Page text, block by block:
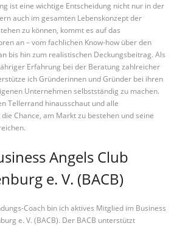
ist eine wichtige Entscheidung nicht nur in der
auch im gesamten Lebenskonzept der
zu können, kommt es auf das
an – vom fachlichen Know-how über den
bis hin zum realistischen Deckungsbeitrag. Als
Erfahrung bei der Beratung zahlreicher
ich Gründerinnen und Gründer bei ihren
Unternehmen selbstständig zu machen.
Tellerrand hinausschaut und alle
Chance, am Markt zu bestehen und seine
Angels Club
e. V. (BACB)
Coach bin ich aktives Mitglied im Business
e. V. (BACB). Der BACB unterstützt